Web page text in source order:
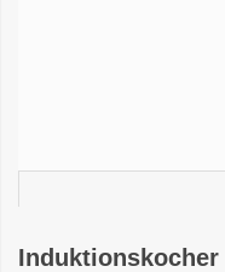
Induktionskocher